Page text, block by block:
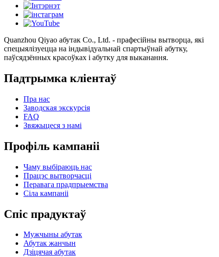
Quanzhou Qiyao абутак Co., Ltd. - прафесійны вытворца, які
спецыялізуецца на індывідуальнай спартыўнай абутку,
паўсядзённых красоўках і абутку для выканання.
Падтрымка кліентаў
Пра нас
Заводская экскурсія
FAQ
Звяжыцеся з намі
Профіль кампаніі
Чаму выбіраюць нас
Працэс вытворчасці
Перавага прадпрыемства
Сіла кампаніі
Спіс прадуктаў
Мужчыны абутак
Абутак жанчын
Дзіцячая абутак